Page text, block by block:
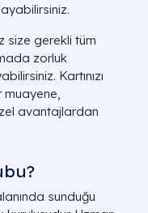
size gerekli tüm
zorluk
Kartınızı
muayene,
avantajlardan
sunduğu